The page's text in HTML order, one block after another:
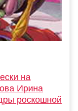
на
Ирина
роскошной